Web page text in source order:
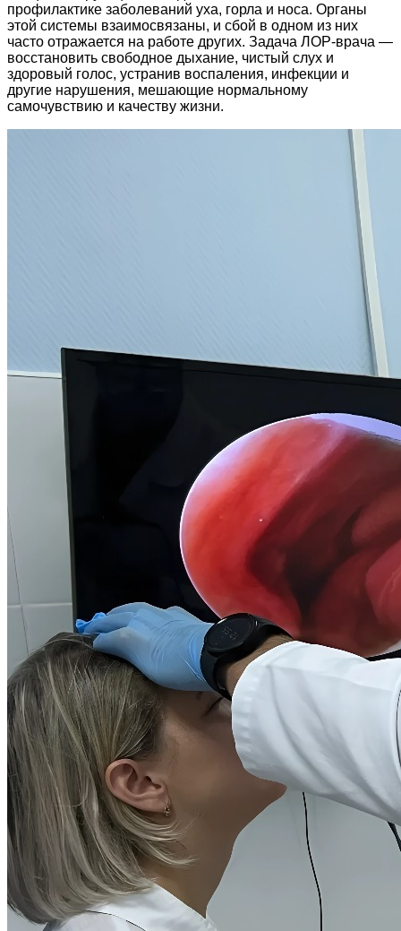
профилактике заболеваний уха, горла и носа. Органы
этой системы взаимосвязаны, и сбой в одном из них
часто отражается на работе других. Задача ЛОР-врача —
восстановить свободное дыхание, чистый слух и
здоровый голос, устранив воспаления, инфекции и
другие нарушения, мешающие нормальному
самочувствию и качеству жизни.